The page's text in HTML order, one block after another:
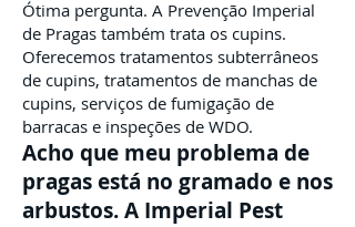
Ótima pergunta. A Prevenção Imperial
de Pragas também trata os cupins.
Oferecemos tratamentos subterrâneos
de cupins, tratamentos de manchas de
cupins, serviços de fumigação de
barracas e inspeções de WDO.
Acho que meu problema de
pragas está no gramado e nos
arbustos. A Imperial Pest